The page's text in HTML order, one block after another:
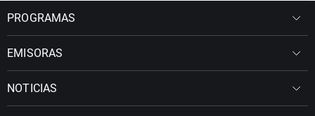
PROGRAMAS
EMISORAS
NOTICIAS